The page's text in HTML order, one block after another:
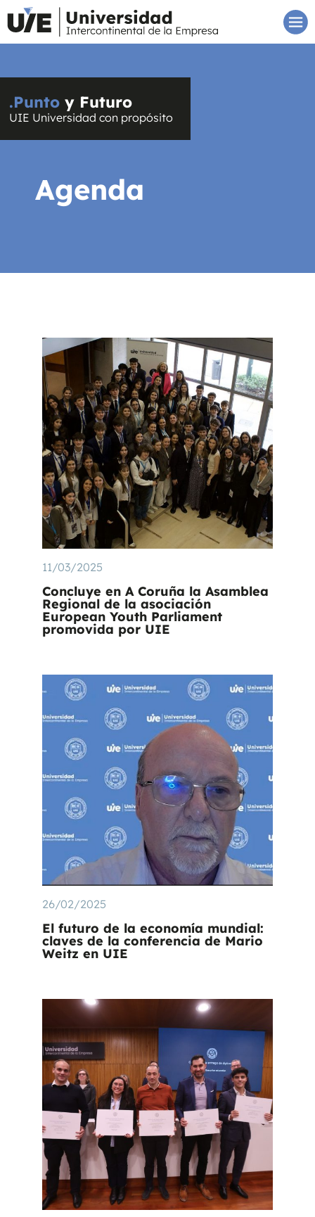
.Punto y Futuro
UIE Universidad con propósito
Agenda
11/03/2025
Concluye en A Coruña la Asamblea
Regional de la asociación
European Youth Parliament
promovida por UIE
26/02/2025
El futuro de la economía mundial:
claves de la conferencia de Mario
Weitz en UIE